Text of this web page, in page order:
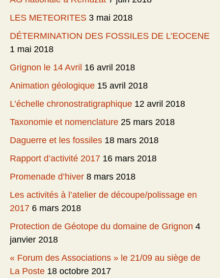
LES METEORITES 3 mai 2018
DÉTERMINATION DES FOSSILES DE L’EOCENE
1 mai 2018
Grignon le 14 Avril 16 avril 2018
Animation géologique 15 avril 2018
L’échelle chronostratigraphique 12 avril 2018
Taxonomie et nomenclature 25 mars 2018
Daguerre et les fossiles 18 mars 2018
Rapport d’activité 2017 16 mars 2018
Promenade d’hiver 8 mars 2018
Les activités à l’atelier de découpe/polissage en
2017 6 mars 2018
Protection de Géotope du domaine de Grignon 4
janvier 2018
« Forum des Associations » le 21/09 au siège de
La Poste 18 octobre 2017